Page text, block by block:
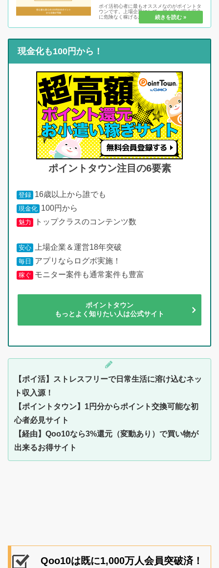
ポイ活初心者に最もオススメなのがポイントタ
ウンです。上場企業にして、初心者が安心安全
に危険なく稼げるお小遣いサイトと言えば間違
いなくココでしょう。圧倒的なお小遣い稼ぎ系
無料ゲームの数、還元率の高さ、どれをとって
現金化も100円から！
ポイントタウン注目の6要素
登録 16歳以上から誰でも
現金化 100円から
魅力 トップクラスのコンテンツ数
安心 上場企業＆運営18年突破
毎日 アプリならログボ実施！
稼ぐ モニター案件も通常案件も豊富
ポイントタウン
もっとよく知りたい人は公式サイト
【ポイ活】ストレスフリーで日常生活に溶け込むネッ
ト収入源！
【ポイントタウン】1円分からポイント交換可能な初
心者必見サイト
【経由】Qoo10なら3%還元（変動あり）で買い物が
出来るお得サイト
Qoo10は既に1,000万人会員突破済！